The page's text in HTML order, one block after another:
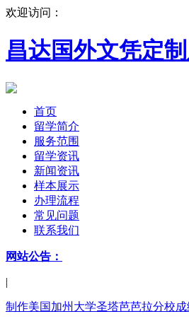
欢迎访问：
昌达国外文凭定
首页
留学简介
服务范围
留学资讯
新闻资讯
样本展示
办理流程
常见问题
联系我们
网站公告：
|
制作美国加州大学圣塔芭芭拉分校成